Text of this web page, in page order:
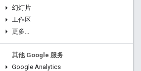
幻灯片
工作区
更多...
其他 Google 服务
Google Analytics